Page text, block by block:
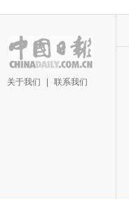
关于我们 联系我们